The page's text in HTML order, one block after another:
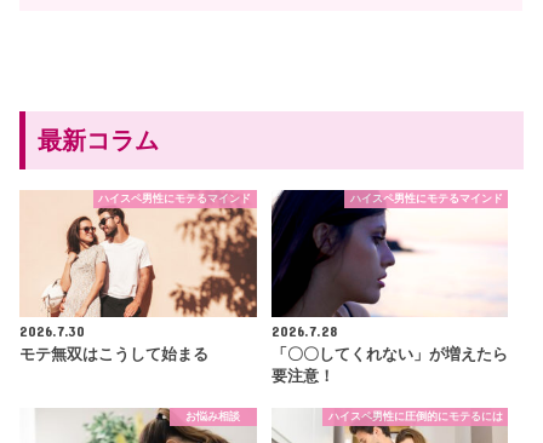
最新コラム
ハイスペ男性にモテるマインド
2026.7.30
モテ無双はこうして始まる
ハイスペ男性にモテるマインド
2026.7.28
「〇〇してくれない」が増えたら
要注意！
お悩み相談 ハイスペ男性に圧倒的にモテるには